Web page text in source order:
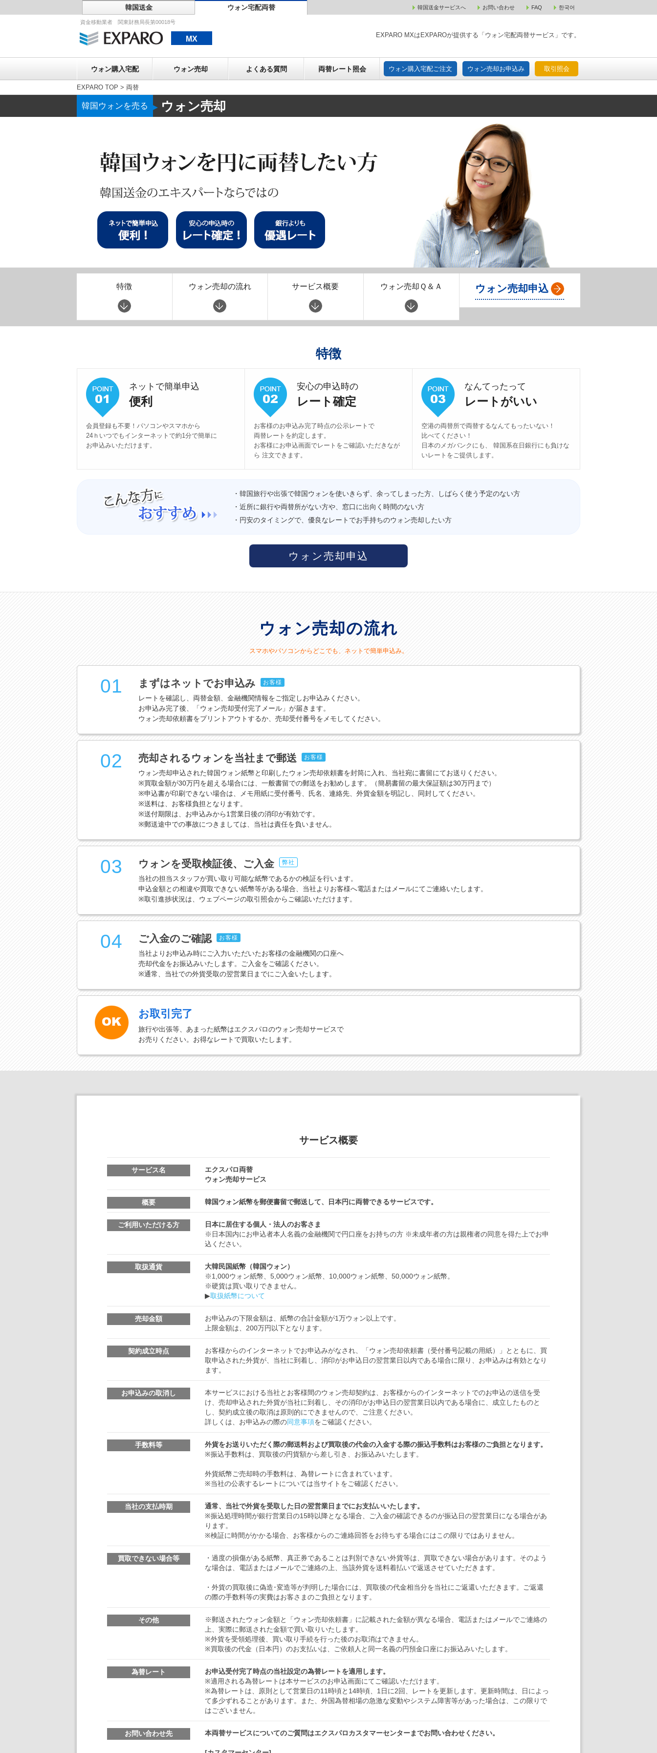
韓国送金 ウォン宅配両替 韓国送金サービスへ お問い合わせ FAQ 한국어
資金移動業者 関東財務局長第00018号
MX EXPARO MXはEXPAROが提供する「ウォン宅配両替サービス」です。
ウォン購入宅配 ウォン売却 よくある質問 両替レート照会 ウォン購入宅配ご注文 ウォン売却お申込み 取引照会
ウォン売却 ウォン購入宅配ご注文 ウォン売却お申込み 取引照会
EXPARO TOP > 両替
韓国ウォンを売る ▶ウォン売却
特徴 ウォン売却の流れ サービス概要 ウォン売却Ｑ＆Ａ ウォン売却申込
特徴
ネットで簡単申込
便利
会員登録も不要！パソコンやスマホから
24ｈいつでもインターネットで約1分で簡単に
お申込みいただけます。
安心の申込時の
レート確定
お客様のお申込み完了時点の公示レートで
両替レートを約定します。
お客様にお申込画面でレートをご確認いただきなが
ら 注文できます。
なんてったって
レートがいい
空港の両替所で両替するなんてもったいない！
比べてください！
日本のメガバンクにも、 韓国系在日銀行にも負けな
いレートをご提供します。
・韓国旅行や出張で韓国ウォンを使いきらず、余ってしまった方、しばらく使う予定のない方
・近所に銀行や両替所がない方や、窓口に出向く時間のない方
・円安のタイミングで、優良なレートでお手持ちのウォン売却したい方
ウォン売却申込
ウォン売却の流れ
スマホやパソコンからどこでも、ネットで簡単申込み。
01 まずはネットでお申込み お客様
レートを確認し、両替金額、金融機関情報をご指定しお申込みください。
お申込み完了後、「ウォン売却受付完了メール」が届きます。
ウォン売却依頼書をプリントアウトするか、売却受付番号をメモしてください。
02 売却されるウォンを当社まで郵送 お客様
ウォン売却申込された韓国ウォン紙幣と印刷したウォン売却依頼書を封筒に入れ、当社宛に書留にてお送りください。
※買取金額が30万円を超える場合には、一般書留での郵送をお勧めします。（簡易書留の最大保証額は30万円まで）
※申込書が印刷できない場合は、メモ用紙に受付番号、氏名、連絡先、外貨金額を明記し、同封してください。
※送料は、お客様負担となります。
※送付期限は、お申込みから1営業日後の消印が有効です。
※郵送途中での事故につきましては、当社は責任を負いません。
03 ウォンを受取検証後、ご入金 弊社
当社の担当スタッフが買い取り可能な紙幣であるかの検証を行います。
申込金額との相違や買取できない紙幣等がある場合、当社よりお客様へ電話またはメールにてご連絡いたします。
※取引進捗状況は、ウェブページの取引照会からご確認いただけます。
04 ご入金のご確認 お客様
当社よりお申込み時にご入力いただいたお客様の金融機関の口座へ
売却代金をお振込みいたします。ご入金をご確認ください。
※通常、当社での外貨受取の翌営業日までにご入金いたします。
お取引完了
旅行や出張等、あまった紙幣はエクスパロのウォン売却サービスで
お売りください。お得なレートで買取いたします。
サービス概要
サービス名
エクスパロ両替
ウォン売却サービス
概要 韓国ウォン紙幣を郵便書留で郵送して、日本円に両替できるサービスです。
ご利用いただける方
日本に居住する個人・法人のお客さま
※日本国内にお申込者本人名義の金融機関で円口座をお持ちの方 ※未成年者の方は親権者の同意を得た上でお申
込ください。
取扱通貨
大韓民国紙幣（韓国ウォン）
※1,000ウォン紙幣、5,000ウォン紙幣、10,000ウォン紙幣、50,000ウォン紙幣。
※硬貨は買い取りできません。
▶取扱紙幣について
売却金額
お申込みの下限金額は、紙幣の合計金額が1万ウォン以上です。
上限金額は、200万円以下となります。
契約成立時点
お客様からのインターネットでお申込みがなされ、「ウォン売却依頼書（受付番号記載の用紙）」とともに、買
取申込された外貨が、当社に到着し、消印がお申込日の翌営業日以内である場合に限り、お申込みは有効となり
ます。
お申込みの取消し
本サービスにおける当社とお客様間のウォン売却契約は、お客様からのインターネットでのお申込の送信を受
け、売却申込された外貨が当社に到着し、その消印がお申込日の翌営業日以内である場合に、成立したものと
し、契約成立後の取消は原則的にできませんので、ご注意ください。
詳しくは、お申込みの際の同意事項をご確認ください。
手数料等
外貨をお送りいただく際の郵送料および買取後の代金の入金する際の振込手数料はお客様のご負担となります。
※振込手数料は、買取後の円貨額から差し引き、お振込みいたします。
外貨紙幣ご売却時の手数料は、為替レートに含まれています。
※当社の公表するレートについては当サイトをご確認ください。
当社の支払時期
通常、当社で外貨を受取した日の翌営業日までにお支払いいたします。
※振込処理時間が銀行営業日の15時以降となる場合、ご入金の確認できるのが振込日の翌営業日になる場合があ
ります。
※検証に時間がかかる場合、お客様からのご連絡回答をお待ちする場合にはこの限りではありません。
買取できない場合等
・過度の損傷がある紙幣、真正券であることは判別できない外貨等は、買取できない場合があります。そのよう
な場合は、電話またはメールでご連絡の上、当該外貨を送料着払いで返送させていただきます。
・外貨の買取後に偽造･変造等が判明した場合には、買取後の代金相当分を当社にご返還いただきます。ご返還
の際の手数料等の実費はお客さまのご負担となります。
その他
※郵送されたウォン金額と「ウォン売却依頼書」に記載された金額が異なる場合、電話またはメールでご連絡の
上、実際に郵送された金額で買い取りいたします。
※外貨を受領処理後、買い取り手続を行った後のお取消はできません。
※買取後の代金（日本円）のお支払いは、ご依頼人と同一名義の円預金口座にお振込みいたします。
為替レート
お申込受付完了時点の当社設定の為替レートを適用します。
※適用される為替レートは本サービスのお申込画面にてご確認いただけます。
※為替レートは、原則として営業日の11時頃と14時頃、1日に2回、レートを更新します。更新時間は、日によっ
て多少ずれることがあります。また、外国為替相場の急激な変動やシステム障害等があった場合は、この限りで
はございません。
お問い合わせ先 本両替サービスについてのご質問はエクスパロカスタマーセンターまでお問い合わせください。